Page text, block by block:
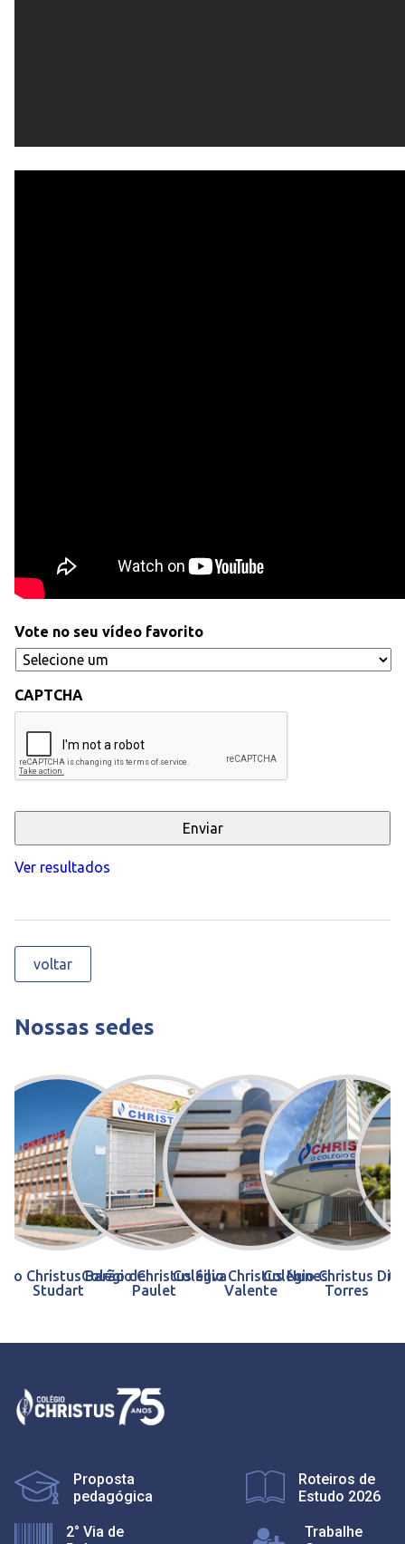
Vote no seu vídeo favorito
CAPTCHA
Ver resultados
voltar
Nossas sedes
Christus Barão de
Studart
Colégio Christus Silva
Paulet
Colégio Christus Nunes
Valente
Colégio Christus
Torres
Proposta
pedagógica
Roteiros de
Estudo 2026
2° Via de
Trabalhe